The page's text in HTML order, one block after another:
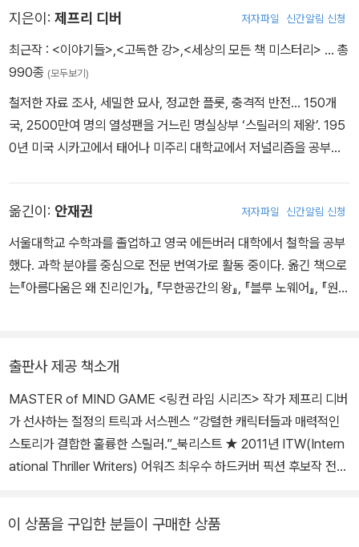
지은이: 제프리 디버 저자파일 신간알림 신청
최근작 : <이야기들>,<고독한 강>,<세상의 모든 책 미스터리> … 총
990종 (모두보기)
철저한 자료 조사, 세밀한 묘사, 정교한 플롯, 충격적 반전… 150개
국, 2500만여 명의 열성팬을 거느린 명실상부 ‘스릴러의 제왕’. 195
0년 미국 시카고에서 태어나 미주리 대학교에서 저널리즘을 공부했
가까운 나이에 작가로 데뷔한다. 1990년에는 잘나가던 변호사 생활
을 청산하고 전업 작가의 길을 선택, ‘룬Rune’ 삼부작 등을 선보이며
차근차근 명성을 쌓아간 끝에 1997년 ‘링컨 라임’ 시리즈의 첫 책
《본컬렉터》로 세계적 스타 작가로 발돋움한다. 디버의 화려한 수상경
《소녀의 무덤》을 비롯한 다수의 작품이 할리우드에서 영화화되었고
출간하는 작품마다 베스트셀러 1위에 오르는 등, 디버가 만들어가는
‘제왕의 역사’는 오늘도 현재진행형이다. 《고독한 강》은 제프리 디버
의 대표작 ‘캐트린 댄스’ 시리즈의 네 번째 책이다. 제프리 디버가 주
인공으로 내세운 유일한 여성 형사 캐트린 댄스는 타인의 몸짓언어에
으로 등장한 댄스는 주연을 능가하는 매력을 선보여 ‘캐트린 댄스’ 시
옮긴이: 안재권 저자파일 신간알림 신청
서울대학교 수학과를 졸업하고 영국 에든버러 대학에서 철학을 공부
했다. 과학 분야를 중심으로 전문 번역가로 활동 중이다. 옮긴 책으로
는『아름다움은 왜 진리인가』, 『무한공간의 왕』, 『블루 노웨어』, 『원
출판사 제공 책소개
MASTER of MIND GAME <링컨 라임 시리즈> 작가 제프리 디버
가 선사하는 절정의 트릭과 서스펜스 “강렬한 캐릭터들과 매력적인
스토리가 결합한 훌륭한 스릴러.”_북리스트 ★ 2011년 ITW(Intern
ational Thriller Writers) 어워즈 최우수 하드커버 픽션 후보작 전
침상에서 오로지 두뇌만으로 악랄한 범죄자들과 대결을 펼쳐 나가는
이 상품을 구입한 분들이 구매한 상품